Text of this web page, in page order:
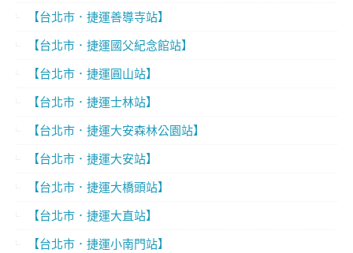
【台北市．捷運善導寺站】
【台北市．捷運國父紀念館站】
【台北市．捷運圓山站】
【台北市．捷運士林站】
【台北市．捷運大安森林公園站】
【台北市．捷運大安站】
【台北市．捷運大橋頭站】
【台北市．捷運大直站】
【台北市．捷運小南門站】